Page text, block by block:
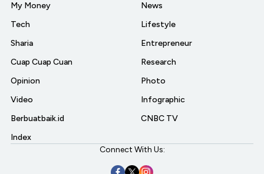
My Money
Tech
Sharia
Cuap Cuap Cuan
Opinion
Video
Berbuatbaik.id
Index
News
Lifestyle
Entrepreneur
Research
Photo
Infographic
CNBC TV
Connect With Us: